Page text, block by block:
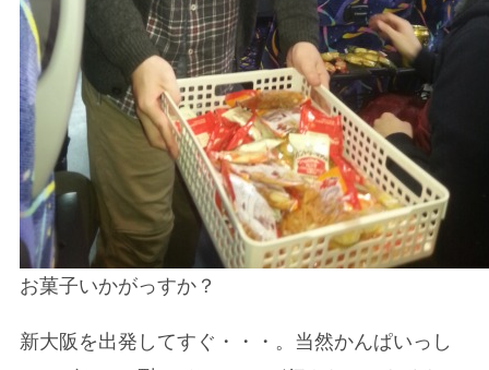
お菓子いかがっすか？
新大阪を出発してすぐ・・・。当然かんぱいっし